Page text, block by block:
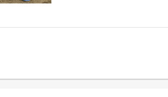
・採用面接の対応
ます。他エリアのSVとも連携し